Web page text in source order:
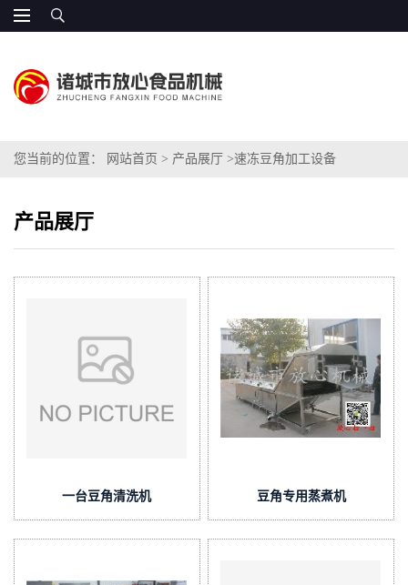
您当前的位置： 网站首页 > 产品展厅 >速冻豆角加工设备
产品展厅
一台豆角清洗机 豆角专用蒸煮机